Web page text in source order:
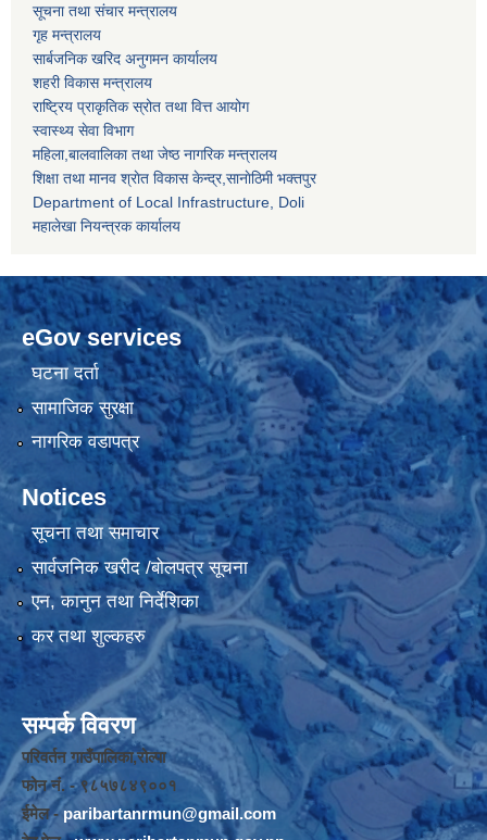
सूचना तथा संचार मन्त्रालय
गृह मन्त्रालय
सार्बजनिक खरिद अनुगमन कार्यालय
शहरी विकास मन्त्रालय
राष्ट्रिय प्राकृतिक स्रोत तथा वित्त आयोग
स्वास्थ्य सेवा विभाग
महिला,बालवालिका तथा जेष्ठ नागरिक मन्त्रालय
शिक्षा तथा मानव श्राेत विकास केन्द्र,सानाेठिमी भक्तपुर
Department of Local Infrastructure, Doli
महालेखा नियन्त्रक कार्यालय
eGov services
घटना दर्ता
सामाजिक सुरक्षा
नागरिक वडापत्र
Notices
सूचना तथा समाचार
सार्वजनिक खरीद /बोलपत्र सूचना
एन, कानुन तथा निर्देशिका
कर तथा शुल्कहरु
सम्पर्क विवरण
परिवर्तन गाउँपालिका,रोल्पा
फोन नंं. - ९८५७८४९००१
ईमेल -paribartanrmun@gmail.com